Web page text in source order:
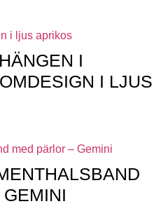
I
I LJUS